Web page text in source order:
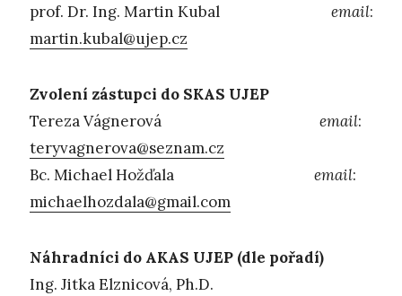
prof. Dr. Ing. Martin Kubal email:
martin.kubal@ujep.cz
Zvolení zástupci do SKAS UJEP
Tereza Vágnerová email:
teryvagnerova@seznam.cz
Bc. Michael Hožďala email:
michaelhozdala@gmail.com
Náhradníci do AKAS UJEP (dle pořadí)
Ing. Jitka Elznicová, Ph.D.